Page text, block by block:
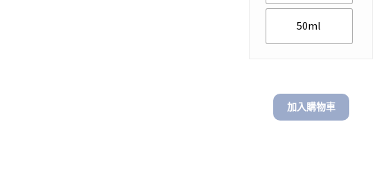
$
50ml
加入購物車